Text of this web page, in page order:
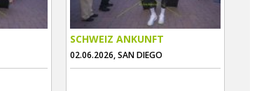
SCHWEIZ ANKUNFT
02.06.2026, SAN DIEGO